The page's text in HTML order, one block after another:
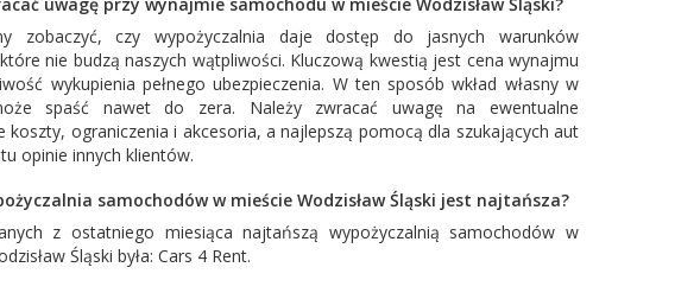
zobaczyć, czy wypożyczalnia daje dostęp do jasnych warunków
nie budzą naszych wątpliwości. Kluczową kwestią jest cena wynajmu
wykupienia pełnego ubezpieczenia. W ten sposób wkład własny w
spaść nawet do zera. Należy zwracać uwagę na ewentualne
koszty, ograniczenia i akcesoria, a najlepszą pomocą dla szukających aut
opinie innych klientów.
samochodów w mieście Wodzisław Śląski jest najtańsza?
z ostatniego miesiąca najtańszą wypożyczalnią samochodów w
Śląski była: Cars 4 Rent.